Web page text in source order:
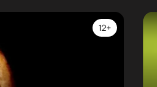
12+